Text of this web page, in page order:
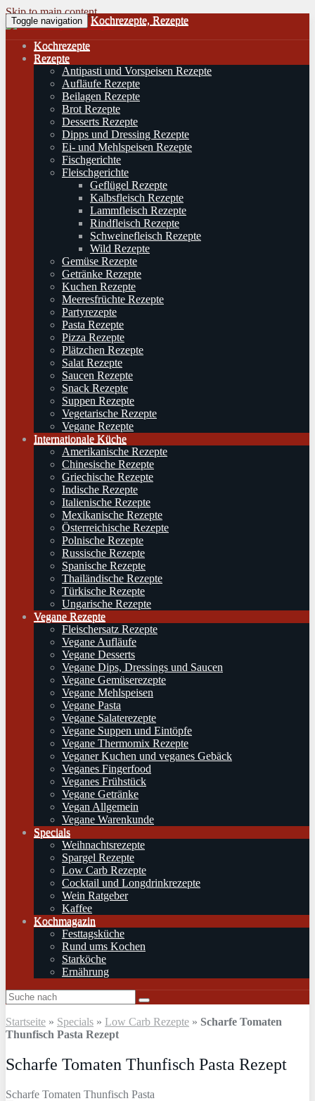
Skip to main content
Toggle navigation Kochrezepte, Rezepte
Kochrezepte
Rezepte
Antipasti und Vorspeisen Rezepte
Aufläufe Rezepte
Beilagen Rezepte
Brot Rezepte
Desserts Rezepte
Dipps und Dressing Rezepte
Ei- und Mehlspeisen Rezepte
Fischgerichte
Fleischgerichte
Geflügel Rezepte
Kalbsfleisch Rezepte
Lammfleisch Rezepte
Rindfleisch Rezepte
Schweinefleisch Rezepte
Wild Rezepte
Gemüse Rezepte
Getränke Rezepte
Kuchen Rezepte
Meeresfrüchte Rezepte
Partyrezepte
Pasta Rezepte
Pizza Rezepte
Plätzchen Rezepte
Salat Rezepte
Saucen Rezepte
Snack Rezepte
Suppen Rezepte
Vegetarische Rezepte
Vegane Rezepte
Internationale Küche
Amerikanische Rezepte
Chinesische Rezepte
Griechische Rezepte
Indische Rezepte
Italienische Rezepte
Mexikanische Rezepte
Österreichische Rezepte
Polnische Rezepte
Russische Rezepte
Spanische Rezepte
Thailändische Rezepte
Türkische Rezepte
Ungarische Rezepte
Vegane Rezepte
Fleischersatz Rezepte
Vegane Aufläufe
Vegane Desserts
Vegane Dips, Dressings und Saucen
Vegane Gemüserezepte
Vegane Mehlspeisen
Vegane Pasta
Vegane Salaterezepte
Vegane Suppen und Eintöpfe
Vegane Thermomix Rezepte
Veganer Kuchen und veganes Gebäck
Veganes Fingerfood
Veganes Frühstück
Vegane Getränke
Vegan Allgemein
Vegane Warenkunde
Specials
Weihnachtsrezepte
Spargel Rezepte
Low Carb Rezepte
Cocktail und Longdrinkrezepte
Wein Ratgeber
Kaffee
Kochmagazin
Festtagsküche
Rund ums Kochen
Starköche
Ernährung
Startseite » Specials » Low Carb Rezepte » Scharfe Tomaten
Thunfisch Pasta Rezept
Scharfe Tomaten Thunfisch Pasta Rezept
Scharfe Tomaten Thunfisch Pasta